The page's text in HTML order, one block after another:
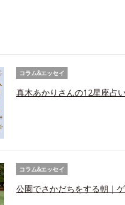
コラム&エッセイ
真木あかりさんの12星座占
コラム&エッセイ
公園でさかだちをする朝｜